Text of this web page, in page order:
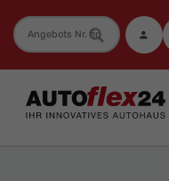
Fahrzeugnummer
Autoflex24
GmbH